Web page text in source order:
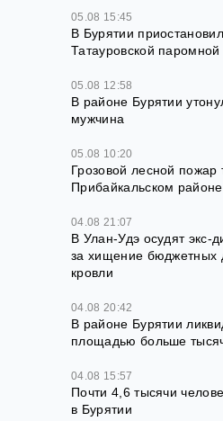
05.08 15:45
В Бурятии
Татауровской
05.08 12:58
В районе Бурятии
мужчина
05.08 10:20
Грозовой лесной пожар
Прибайкальском
04.08 21:07
В Улан-Удэ осудят экс-
за хищение бюджетных
кровли
04.08 20:42
В районе Бурятии
площадью больше
04.08 15:57
Почти 4,6 тысячи
в Бурятии